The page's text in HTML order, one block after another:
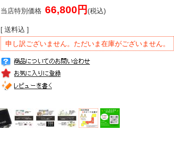
当店特別価格 66,800円 (税込)
[ 送料込 ]
申し訳ございません。ただいま在庫がございません。